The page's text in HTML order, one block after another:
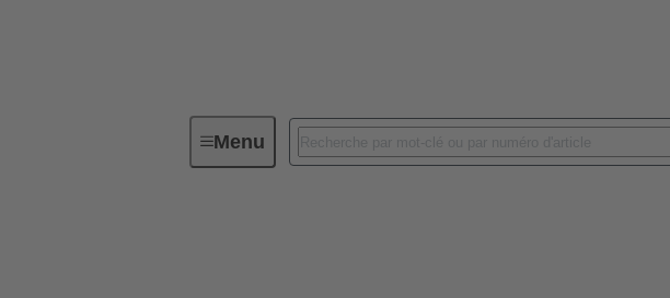
MenuConfections de cordon et câbles au mètre